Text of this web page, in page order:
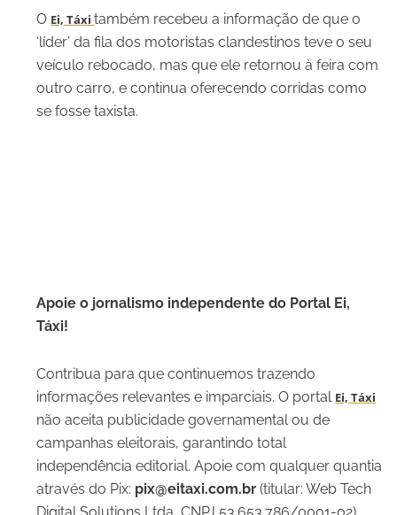
O Ei, Táxitambém recebeu a informação de que o
‘líder’ da fila dos motoristas clandestinos teve o seu
veículo rebocado, mas que ele retornou à feira com
outro carro, e continua oferecendo corridas como
se fosse taxista.
Apoie o jornalismo independente do Portal Ei,
Táxi!
Contribua para que continuemos trazendo
informações relevantes e imparciais. O portal Ei, Táxi
não aceita publicidade governamental ou de
campanhas eleitorais, garantindo total
independência editorial. Apoie com qualquer quantia
através do Pix: pix@eitaxi.com.br (titular: Web Tech